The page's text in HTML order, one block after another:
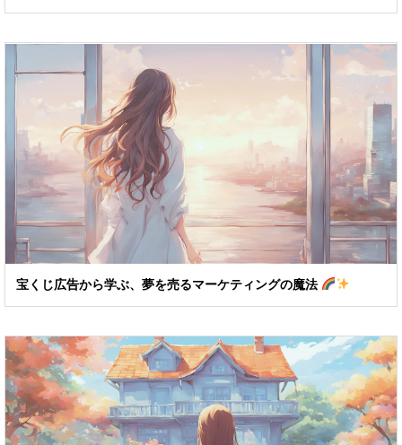
宝くじ広告から学ぶ、夢を売るマーケティングの魔法